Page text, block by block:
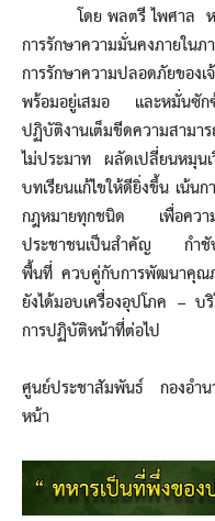
โดย พลตรี ไพศาล หนู
การรักษาความมั่นคงภายใน
การรักษาความปลอดภัยขอ
พร้อมอยู่เสมอ และหมั่นซัก
ปฏิบัติงานเต็มขีดความสาม
ไม่ประมาท ผลัดเปลี่ยนหมุน
บทเรียนแก้ไขให้ดียิ่งขึ้น เน้น
กฎหมายทุกชนิด เพื่อความ
ประชาชนเป็นสำคัญ กำชับ
พื้นที่ ควบคู่กับการพัฒนาคุ
ยังได้มอบเครื่องอุปโภค – บ
การปฏิบัติหน้าที่ต่อไป
ศูนย์ประชาสัมพันธ์ กองอำน
หน้า